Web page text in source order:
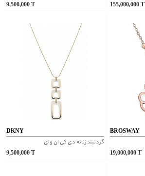
9,500,000 155,000,000
DKNY
گردنبند زنانه دی کی ان وای
9,500,000
BROSWAY
19,000,000